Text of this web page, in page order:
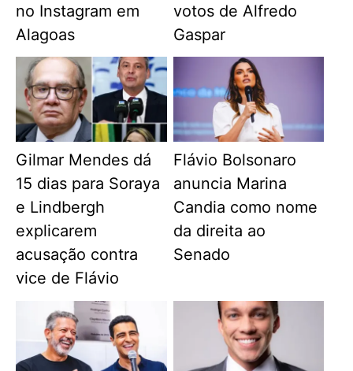
no Instagram em
Alagoas
votos de Alfredo
Gaspar
Gilmar Mendes dá
15 dias para Soraya
e Lindbergh
explicarem
acusação contra
vice de Flávio
Flávio Bolsonaro
anuncia Marina
Candia como nome
da direita ao
Senado